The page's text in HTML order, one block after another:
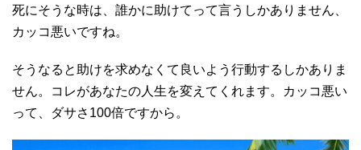
死にそうな時は、誰かに助けてって言うしかありません、
カッコ悪いですね。
そうなると助けを求めなくて良いよう行動するしかありま
せん。コレがあなたの人生を変えてくれます。カッコ悪い
って、ダサさ100倍ですから。